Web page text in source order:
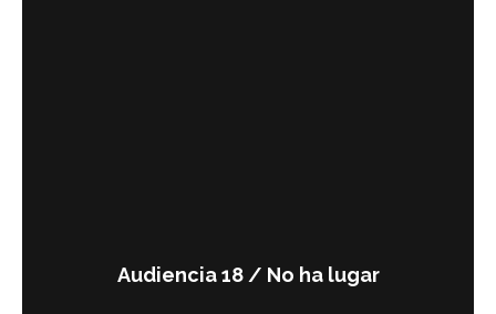
Audiencia 18 / No ha lugar